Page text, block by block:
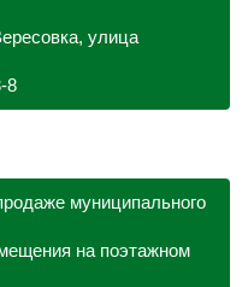
улица
8
муниципального
на поэтажном